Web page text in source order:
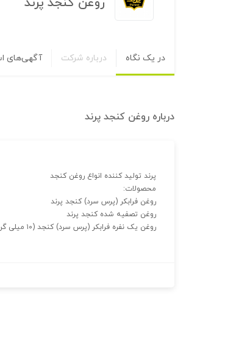
در یک نگاه درباره شرکت آگهی‌های
درباره روغن کنجد پرند
پرند تولید کننده انواع روغن کنجد
محصولات:
روغن فرابکر (پرس سرد) کنجد پرند
روغن تصفیه شده کنجد پرند
روغن یک نفره فرابکر (پرس سرد) کنجد (۱۰ میلی گرم)